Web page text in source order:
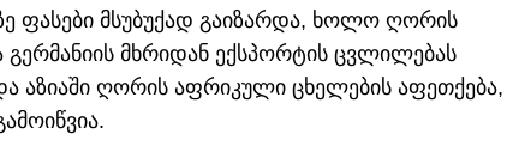
ფასები მსუბუქად გაიზარდა, ხოლო ღორის
გერმანიის მხრიდან ექსპორტის ცვლილებას
აზიაში ღორის აფრიკული ცხელების აფეთქება,